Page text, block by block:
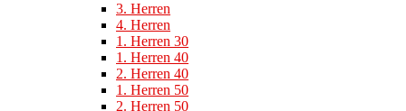
3. Herren
4. Herren
1. Herren 30
1. Herren 40
2. Herren 40
1. Herren 50
2. Herren 50